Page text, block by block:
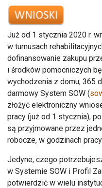
Już od 1 stycznia 2020 r.
w turnusach
dofinansowanie zakupu
i środków pomocniczych
wychodzenia z domu, 365
darmowy System SOW (
złożyć elektroniczny
pracy (już od 1 stycznia),
są przyjmowane przez
robocze, w godzinach
Jedyne, czego
w Systemie SOW i Profil
potwierdzić w wielu